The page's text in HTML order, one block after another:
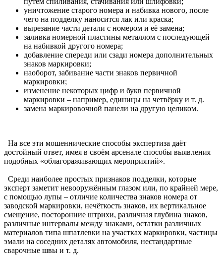
уничтожение старого номера и набивка нового, после
чего на подделку наносится лак или краска;
вырезание части детали с номером и её замена;
заливка номерной пластины металлом с последующей
на набивкой другого номера;
добавление спереди или сзади номера дополнительных
знаков маркировки;
наоборот, забивание части знаков первичной
маркировки;
изменение некоторых цифр и букв первичной
маркировки – например, единицы на четвёрку и т. д.
замена маркировочной панели на другую целиком.
На все эти мошеннические способы экспертиза даёт
достойный ответ, имея в своём арсенале способы выявления
подобных «облагораживающих мероприятий».
Среди наиболее простых признаков подделки, которые
эксперт заметит невооружённым глазом или, по крайней мере,
с помощью лупы – отличие количества знаков номера от
заводской маркировки, нечёткость знаков, их вертикальное
смещение, посторонние штрихи, различная глубина знаков,
различные интервалы между знаками, остатки различных
материалов типа шпатлевки на участках маркировки, частицы
эмали на соседних деталях автомобиля, нестандартные
сварочные швы и т. д.